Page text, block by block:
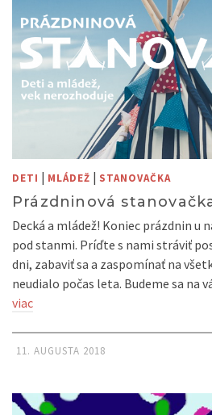
DETI | MLÁDEŽ | STANOVAČKA
Prázdninová
Decká a mládež! Koniec prázdnin u
pod stanmi. Príďte s nami stráviť
dni, zabaviť sa a zaspomínať na
neudialo počas leta. Budeme sa na
viac
11. AUGUSTA 2018